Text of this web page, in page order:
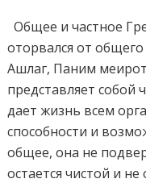
Общее и частное
оторвался от
Ашлаг, Паним
представляет собой
дает жизнь всем
способности и
общее, она не
остается чистой и